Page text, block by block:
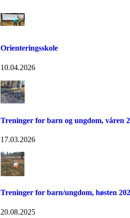
Orienteringsskole
10.04.2026
Treninger for barn og ungdom, våren
17.03.2026
Treninger for barn/ungdom, høsten
20.08.2025